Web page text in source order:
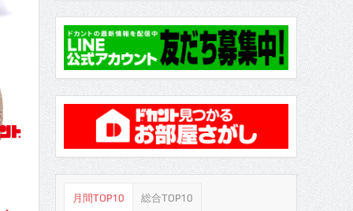
月間TOP10 総合TOP10